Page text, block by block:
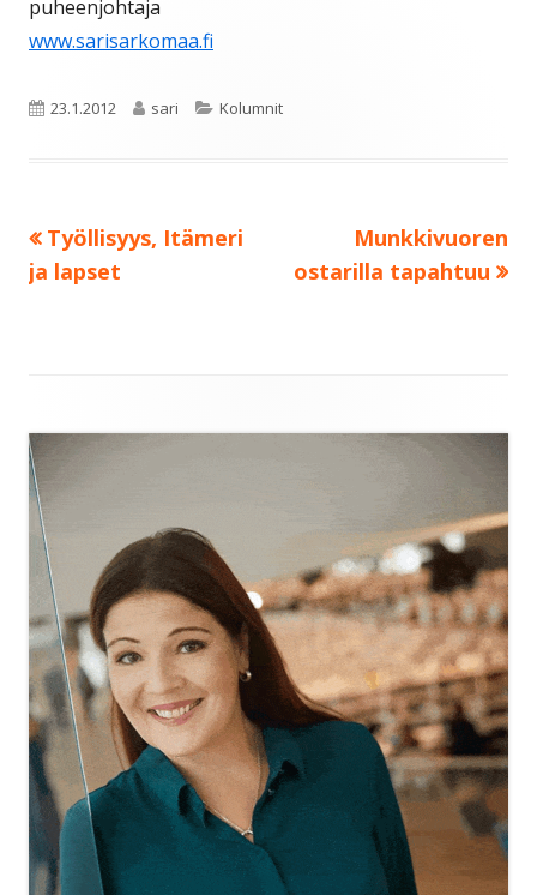
puheenjohtaja
www.sarisarkomaa.fi
Julkaistu
23.1.2012 Kirjoittaja
sari Kategoriat
Kolumnit
Artikkelien
selaus
Edellinen:
Työllisyys, Itämeri
ja lapset
Seuraava:
Munkkivuoren
ostarilla tapahtuu
Sivupalkki